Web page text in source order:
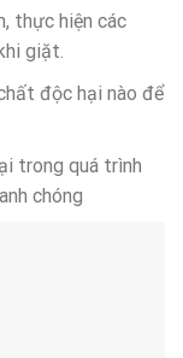
thực hiện các
giặt.
độc hại nào để
trong quá trình
chóng